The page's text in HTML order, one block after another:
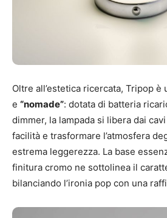
Oltre all’estetica ricercata, Tripop
e “nomade”: dotata di batteria
dimmer, la lampada si libera dai
facilità e trasformare l’atmosfera
estrema leggerezza. La base
finitura cromo ne sottolinea il
bilanciando l’ironia pop con una